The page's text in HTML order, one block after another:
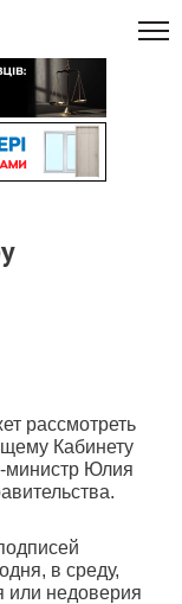
рассмотреть
Кабинету
министр Юлия
в среду,
или недоверия